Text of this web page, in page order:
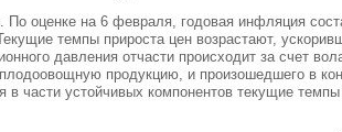
оценке на 6 февраля, годовая инфляция
темпы прироста цен возрастают,
давления отчасти происходит за счет
продукцию, и произошедшего в
в части устойчивых компонентов текущие